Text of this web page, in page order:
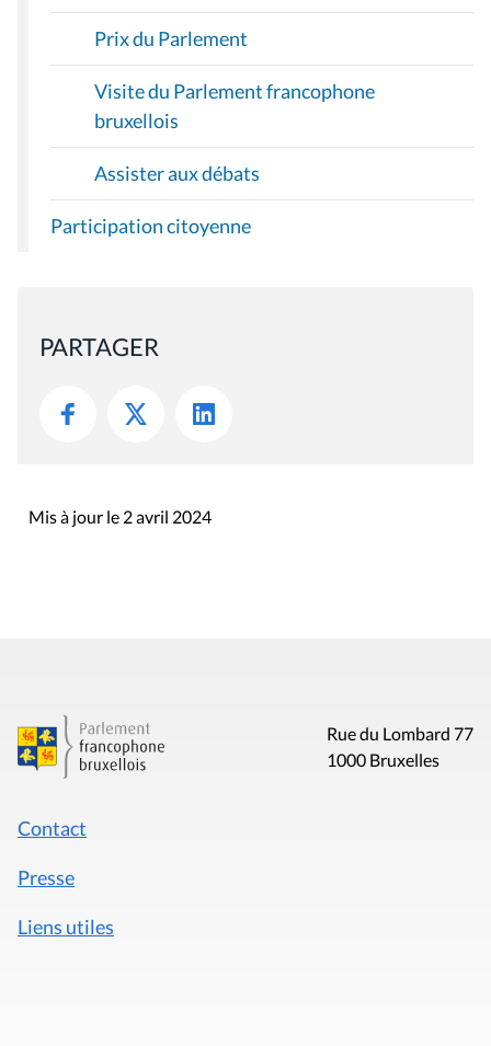
Prix du Parlement
Visite du Parlement francophone
bruxellois
Assister aux débats
Participation citoyenne
PARTAGER
Mis à jour le 2 avril 2024
Rue du Lombard 77
1000 Bruxelles
Contact
Presse
Liens utiles